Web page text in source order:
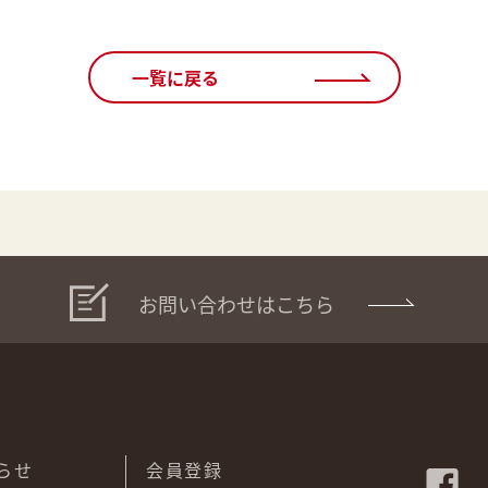
一覧に戻る
お問い合わせはこちら
せ 会員登録